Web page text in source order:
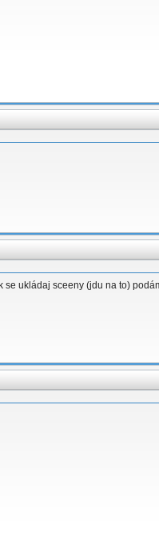
se ukládaj sceeny (jdu na to)